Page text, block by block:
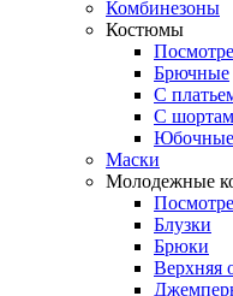
Комбинезоны
Костюмы
Брючные
С
С
Юбочные
Маски
Молодежные
Блузки
Брюки
Верхняя